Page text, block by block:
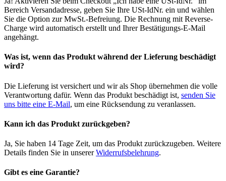
Bereich Versandadresse, geben Sie Ihre USt-IdNr. ein und wählen
Sie die Option zur MwSt.-Befreiung. Die Rechnung mit Reverse-
Charge wird automatisch erstellt und Ihrer Bestätigungs-E-Mail
angehängt.
Was ist, wenn das Produkt während der Lieferung beschädigt
wird?
Die Lieferung ist versichert und wir als Shop übernehmen die volle
Verantwortung dafür. Wenn das Produkt beschädigt ist, senden Sie
uns bitte eine E-Mail, um eine Rücksendung zu veranlassen.
Kann ich das Produkt zurückgeben?
Ja, Sie haben 14 Tage Zeit, um das Produkt zurückzugeben. Weitere
Details finden Sie in unsererWiderrufsbelehrung.
Gibt es eine Garantie?